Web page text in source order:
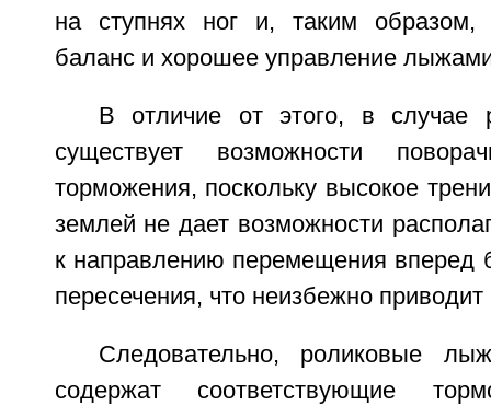
на ступнях ног и, таким образом,
баланс и хорошее управление
В отличие от этого, в случае
существует возможности
торможения, поскольку высокое
землей не дает возможности
к направлению перемещения вперед
пересечения, что неизбежно
Следовательно, роликовые
содержат соответствующие